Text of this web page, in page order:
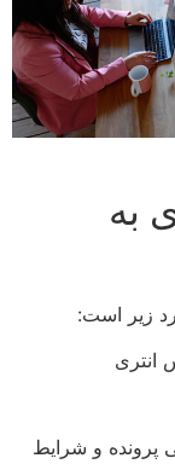
به
زیر است:
انتری
پرونده و شرایط